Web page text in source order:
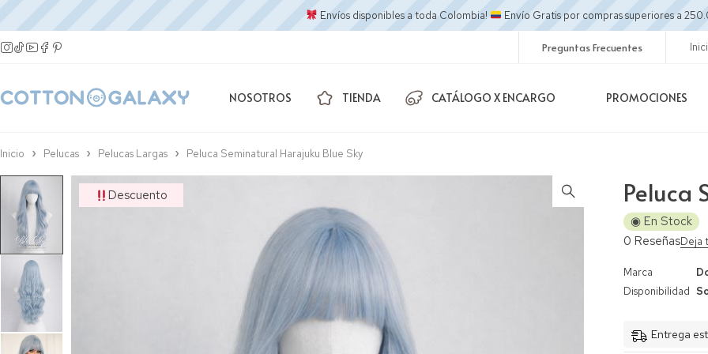
Envíos disponibles a toda Colombia! Envío Gratis por compras superiores a
Preguntas Frecuentes
NOSOTROS TIENDA CATÁLOGO X ENCARGO PROMOCIONES
Inicio Pelucas Pelucas Largas Peluca Seminatural Harajuku Blue Sky
Descuento Peluca
◉ En Stock
0 ReseñasDeja
Marca
Disponibilidad
Entrega